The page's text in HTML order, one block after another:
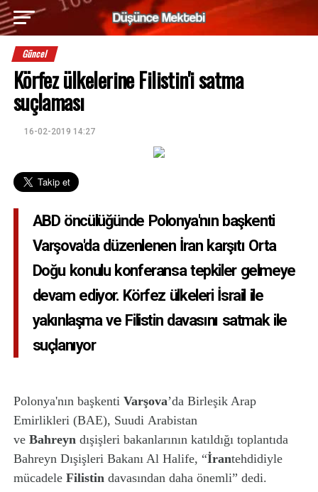
Güncel
Körfez ülkelerine Filistin'i satma
suçlaması
16-02-2019 14:27
ABD öncülüğünde Polonya'nın başkenti
Varşova'da düzenlenen İran karşıtı Orta
Doğu konulu konferansa tepkiler gelmeye
devam ediyor. Körfez ülkeleri İsrail ile
yakınlaşma ve Filistin davasını satmak ile
suçlanıyor
Polonya'nın başkenti Varşova’da Birleşik Arap
Emirlikleri (BAE), Suudi Arabistan
ve Bahreyndışişleri bakanlarının katıldığı toplantıda
Bahreyn Dışişleri Bakanı Al Halife, “İrantehdidiyle
mücadele Filistindavasından daha önemli” dedi.